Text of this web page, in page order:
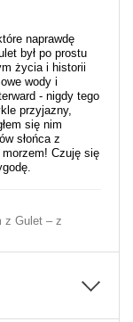
naprawdę
był po prostu
życia i historii
wody i
- nigdy tego
przyjazny,
się nim
słońca z
morzem! Czuję się
z Gulet – z